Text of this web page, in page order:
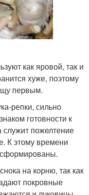
как яровой, так и
хуже, поэтому
первым.
репки, сильно
готовности к
служит пожелтение
К этому времени
на корню, так как
покровные